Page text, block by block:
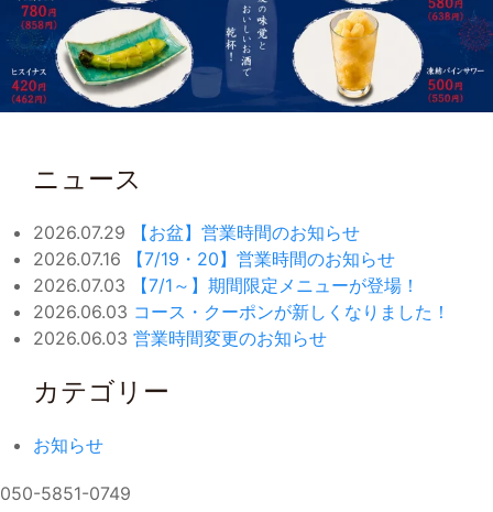
ニュース
2026.07.29
【お盆】営業時間のお知らせ
2026.07.16
【7/19・20】営業時間のお知らせ
2026.07.03
【7/1～】期間限定メニューが登場！
2026.06.03 コース・クーポンが新しくなりました！
2026.06.03 営業時間変更のお知らせ
カテゴリー
お知らせ
050-5851-0749